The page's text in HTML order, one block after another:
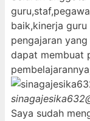
baik,kinerja
pengajaran
dapat membuat
Saya sudah